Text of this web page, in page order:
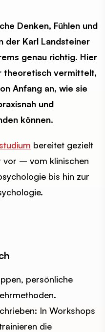
Denken, Fühlen und
der Karl Landsteiner
genau richtig. Hier
theoretisch vermittelt,
Anfang an, wie sie
und
können.
bereitet gezielt
vor – vom klinischen
bis hin zur
persönliche
In Workshops
die